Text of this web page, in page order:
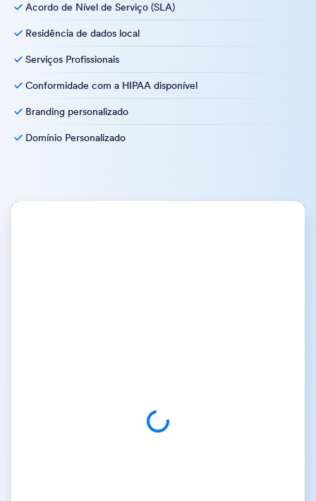
Acordo de Nível de Serviço (SLA)
Residência de dados local
Serviços Profissionais
Conformidade com a HIPAA disponível
Branding personalizado
Domínio Personalizado